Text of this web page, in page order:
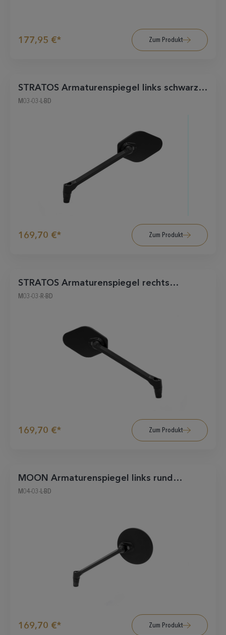
177,95 €* Zum Produkt
STRATOS Armaturenspiegel links schwarz-
matt
M03-03-L-BD
169,70 €* Zum Produkt
STRATOS Armaturenspiegel rechts
schwarz-matt
M03-03-R-BD
169,70 €* Zum Produkt
MOON Armaturenspiegel links rund
schwarz matt
M04-03-L-BD
169,70 €* Zum Produkt